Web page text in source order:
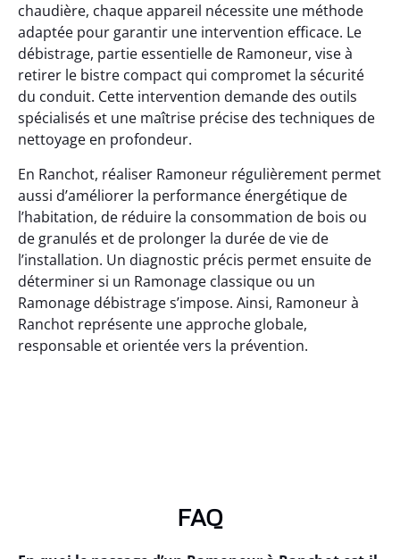
chaudière, chaque appareil nécessite une méthode
adaptée pour garantir une intervention efficace. Le
débistrage, partie essentielle de Ramoneur, vise à
retirer le bistre compact qui compromet la sécurité
du conduit. Cette intervention demande des outils
spécialisés et une maîtrise précise des techniques de
nettoyage en profondeur.
En Ranchot, réaliser Ramoneur régulièrement permet
aussi d’améliorer la performance énergétique de
l’habitation, de réduire la consommation de bois ou
de granulés et de prolonger la durée de vie de
l’installation. Un diagnostic précis permet ensuite de
déterminer si un Ramonage classique ou un
Ramonage débistrage s’impose. Ainsi, Ramoneur à
Ranchot représente une approche globale,
responsable et orientée vers la prévention.
FAQ